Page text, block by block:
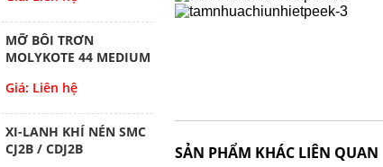
MỠ BÔI TRƠN
MOLYKOTE 44 MEDIUM
Giá: Liên hệ
XI-LANH KHÍ NÉN SMC
CJ2B / CDJ2B
SẢN PHẨM KHÁC LIÊN QUAN